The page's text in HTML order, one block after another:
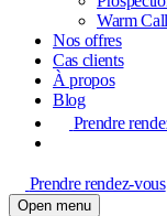
Warm
Nos offres
Cas clients
À propos
Blog
Prendre
Prendre rendez-vous
Open menu